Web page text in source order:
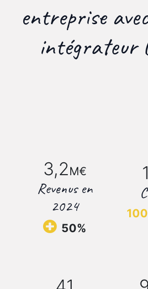
entreprise
intégrateur
3,2M€
Revenus en
2024
50%